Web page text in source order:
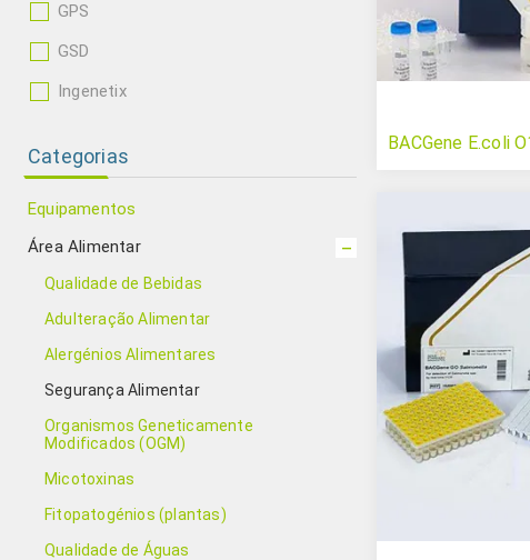
BACGene E.coli
GPS
GSD
Ingenetix
Categorias
Equipamentos
Área Alimentar
Qualidade de Bebidas
Adulteração Alimentar
Alergénios Alimentares
Segurança Alimentar
Organismos Geneticamente
Modificados (OGM)
Micotoxinas
Fitopatogénios (plantas)
Qualidade de Águas